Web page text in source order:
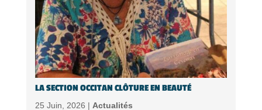
LA SECTION OCCITAN CLÔTURE EN BEAUTÉ
25 Juin, 2026 | Actualités